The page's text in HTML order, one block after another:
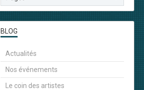
BLOG
Actualités
Nos événements
Le coin des artistes